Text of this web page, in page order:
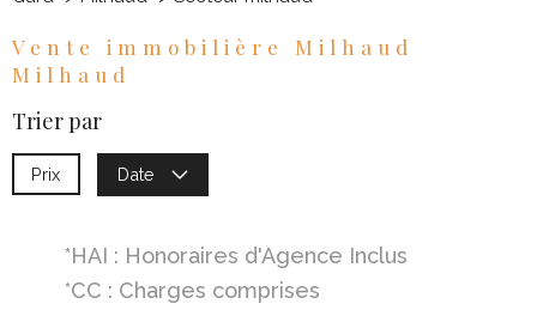
Vente immobilière Milhaud
Milhaud
Trier par
Prix Date
*HAI : Honoraires d'Agence Inclus
*CC : Charges comprises